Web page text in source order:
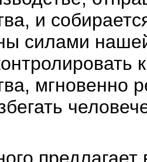
и
силами
мгновенно